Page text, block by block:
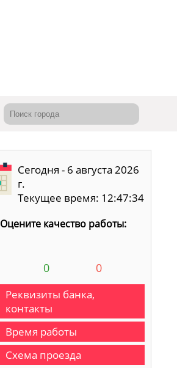
Сегодня - 6 августа 2026
г.
Текущее время: 12:47:35
Оцените качество работы:
0 0
Реквизиты банка,
контакты
Время работы
Схема проезда